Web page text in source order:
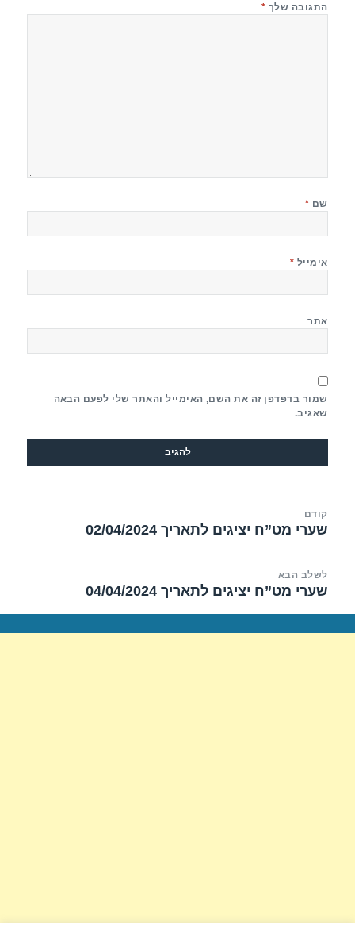
התגובה שלך *
שם *
אימייל *
אתר
שמור בדפדפן זה את השם, האימייל והאתר שלי לפעם הבאה
שאגיב.
קודם
הפוסט
שערי מט”ח יציגים לתאריך 02/04/2024
לשלב הבא
הפוסט
שערי מט”ח יציגים לתאריך 04/04/2024